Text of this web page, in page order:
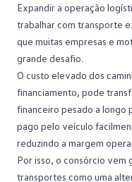
Expandir a operação
trabalhar com transporte
que muitas empresas e
grande desafio.
O custo elevado dos
financiamento, pode
financeiro pesado a longo
pago pelo veículo
reduzindo a margem
Por isso, o consórcio vem
transportes como uma